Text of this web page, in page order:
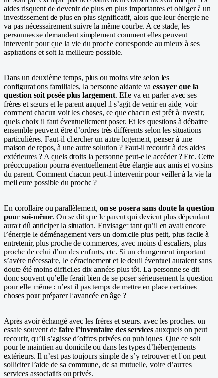
aides risquent de devenir de plus en plus importantes et obliger à un
investissement de plus en plus significatif, alors que leur énergie ne
va pas nécessairement suivre la même courbe. A ce stade, les
personnes se demandent simplement comment elles peuvent
intervenir pour que la vie du proche corresponde au mieux à ses
aspirations et soit la meilleure possible.
Dans un deuxième temps, plus ou moins vite selon les
configurations familiales, la personne aidante va essayer que la
question soit posée plus largement. Elle va en parler avec ses
frères et sœurs et le parent auquel il s’agit de venir en aide, voir
comment chacun voit les choses, ce que chacun est prêt à investir,
quels choix il faut éventuellement poser. Et les questions à débattre
ensemble peuvent être d’ordres très différents selon les situations
particulières. Faut-il chercher un autre logement, penser à une
maison de repos, à une autre solution ? Faut-il recourir à des aides
extérieures ? A quels droits la personne peut-elle accéder ? Etc. Cette
préoccupation pourra éventuellement être élargie aux amis et voisins
du parent. Comment chacun peut-il intervenir pour veiller à la vie la
meilleure possible du proche ?
En corollaire ou parallèlement, on se posera sans doute la question
pour soi-même. On se dit que le parent qui devient plus dépendant
aurait dû anticiper la situation. Envisager tant qu’il en avait encore
l’énergie le déménagement vers un domicile plus petit, plus facile à
entretenir, plus proche de commerces, avec moins d’escaliers, plus
proche de celui d’un des enfants, etc. Si un changement important
s’avère nécessaire, le déracinement et le deuil éventuel auraient sans
doute été moins difficiles dix années plus tôt. La personne se dit
donc souvent qu’elle ferait bien de se poser sérieusement la question
pour elle-même : n’est-il pas temps de mettre en place certaines
choses pour préparer l’avancée en âge ?
Après avoir échangé avec les frères et sœurs, avec les proches, on
essaie souvent de faire l’inventaire des services auxquels on peut
recourir, qu’il s’agisse d’offres privées ou publiques. Que ce soit
pour le maintien au domicile ou dans les types d’hébergements
extérieurs. Il n’est pas toujours simple de s’y retrouver et l’on peut
solliciter l’aide de sa commune, de sa mutuelle, voire d’autres
services associatifs ou privés.